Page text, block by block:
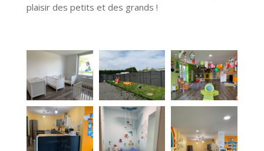
plaisir des petits et des grands !